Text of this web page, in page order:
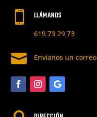
 LLÁMANOS
619 73 29 73
 Envíanos un correo